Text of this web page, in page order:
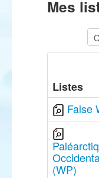
Mes
Listes
False
(WP)